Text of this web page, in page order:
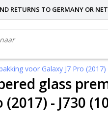
RETURNS TO GERMANY OR
voor Galaxy J7 Pro (2017)
glass
(2017) - J730